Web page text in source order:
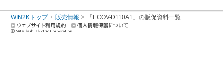
WIN2Kトップ 販売情報 「ECOV-D110A1」の販促資料一覧